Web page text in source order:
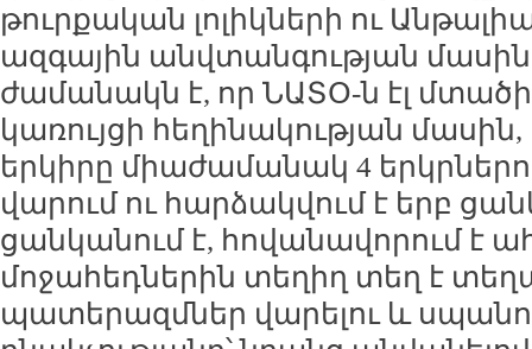
թուրքական լոլիկների ու
ազգային անվտանգության
ժամանակն է, որ ՆԱՏՕ-ն էլ
կառույցի հեղինակության
երկիրը միաժամանակ 4
վարում ու հարձակվում է երբ
ցանկանում է, հովանավորում է
մոջահեդներին տեղիղ տեղ է
պատերազմներ վարելու և